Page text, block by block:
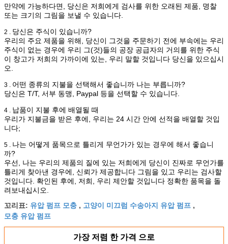
만약에 가능하다면, 당신은 저희에게 검사를 위한 오래된 제품, 명찰
또는 크기의 그림을 보낼 수 있습니다.
2 . 당신은 주식이 있습니까?
우리의 주요 제품을 위해, 당신이 그것을 주문하기 전에 부속에는 우리
주식이 없는 경우에 우리 그(것)들의 공장 공급자의 거의를 위한 주식
이 창고가 저희의 가까이에 있는, 우리 말할 것입니다 당신을 있으십시
오.
3 . 어떤 종류의 지불을 선택해서 좋습니까 나는 부릅니까?
당신은 T/T, 서부 동맹, Paypal 등을 선택할 수 있습니다.
4 . 납품이 지불 후에 배열될 때
우리가 지불금을 받은 후에, 우리는 24 시간 안에 선적을 배열할 것입
니다;
5 . 나는 어떻게 품목으로 틀리게 무언가가 있는 경우에 해서 좋습니
까?
우선, 나는 우리의 제품의 질에 있는 저희에게 당신이 진짜로 무언가를
틀리게 찾아낸 경우에, 신뢰가 제공합니다 그림을 있고 우리는 검사할
것입니다. 확인된 후에, 저희, 우리 제안할 것입니다 정확한 품목을 돌
려보내십시오.
꼬리표: 유압 펌프 모충 , 고양이 미끄럼 수송아지 유압 펌프 ,
모충 유압 펌프
가장 저렴 한 가격 으로